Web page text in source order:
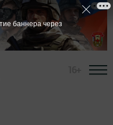
баннера через